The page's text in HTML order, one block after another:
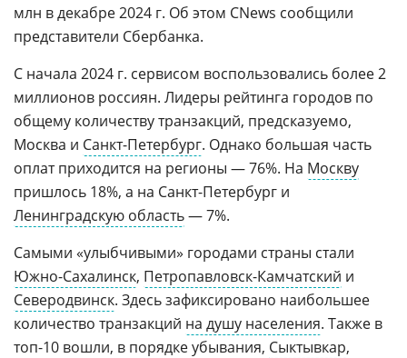
млн в декабре 2024 г. Об этом CNews сообщили
представители Сбербанка.
С начала 2024 г. сервисом воспользовались более 2
миллионов россиян. Лидеры рейтинга городов по
общему количеству транзакций, предсказуемо,
Москва и Санкт-Петербург. Однако большая часть
оплат приходится на регионы — 76%. На Москву
пришлось 18%, а на Санкт-Петербург и
Ленинградскую область— 7%.
Самыми «улыбчивыми» городами страны стали
Южно-Сахалинск, Петропавловск-Камчатский и
Северодвинск. Здесь зафиксировано наибольшее
количество транзакций на душу населения. Также в
топ-10 вошли, в порядке убывания, Сыктывкар,